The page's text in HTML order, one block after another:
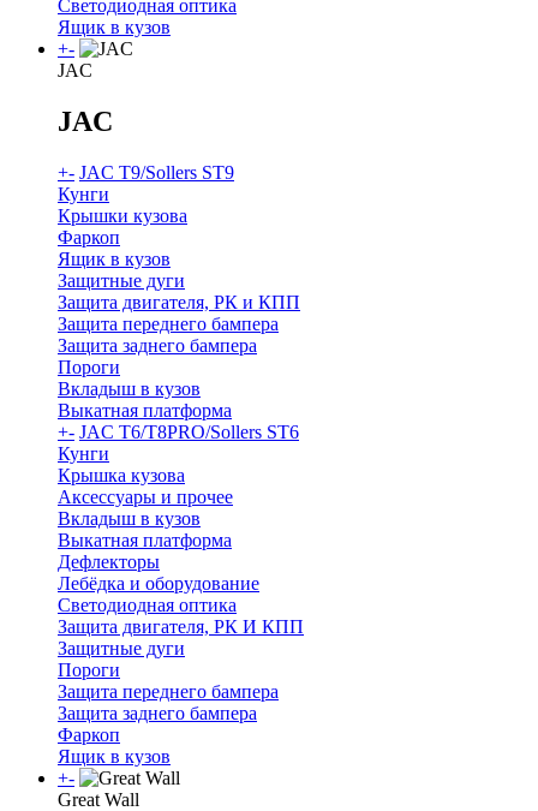
Светодиодная оптика
Ящик в кузов
+-
JAC
JAC
+- JAC T9/Sollers ST9
Кунги
Крышки кузова
Фаркоп
Ящик в кузов
Защитные дуги
Защита двигателя, РК и КПП
Защита переднего бампера
Защита заднего бампера
Пороги
Вкладыш в кузов
Выкатная платформа
+- JAC T6/T8PRO/Sollers ST6
Кунги
Крышка кузова
Аксессуары и прочее
Вкладыш в кузов
Выкатная платформа
Дефлекторы
Лебёдка и оборудование
Светодиодная оптика
Защита двигателя, РК И КПП
Защитные дуги
Пороги
Защита переднего бампера
Защита заднего бампера
Фаркоп
Ящик в кузов
+-
Great Wall